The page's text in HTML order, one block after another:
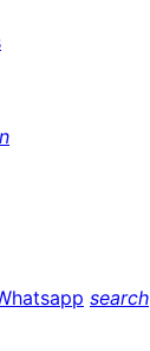
search